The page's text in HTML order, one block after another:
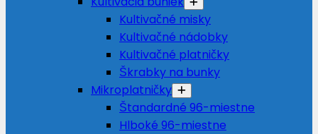
Kultivačné misky
Kultivačné nádobky
Kultivačné platničky
Škrabky na bunky
Mikroplatničky
Štandardné 96-miestne
Hlboké 96-miestne